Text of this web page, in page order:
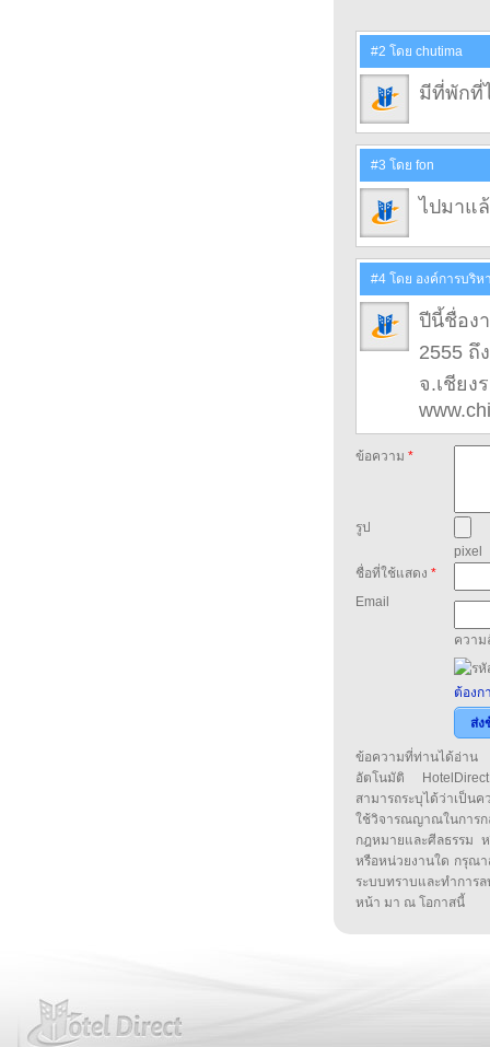
#2 โดย chutima
มีที่พักที่
#3 โดย fon
ไปมาแ
#4 โดย องค์การบริห
ปีนี้ชื่อง
2555 ถึ
จ.เชียง
ข้อความ *
รูป
pixel
ชื่อที่ใช้แสดง *
Email
ความ
ต้องก
ส่ง
ข้อความที่ท่านได้อ่าน
อัตโนมัติ
สามารถระบุได้ว่าเป็น
ใช้วิจารณญาณในกา
กฎหมายและศีลธรรม
หรือหน่วยงานใด กรุณา
ระบบทราบและทำกา
หน้า มา ณ โอกาสนี้